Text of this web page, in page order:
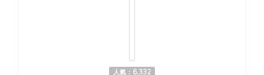
人氣：6,332